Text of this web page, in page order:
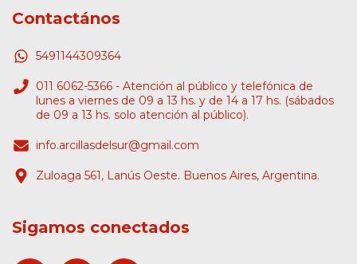
Contactános
5491144309364
011 6062-5366 - Atención al público y telefónica de
lunes a viernes de 09 a 13 hs. y de 14 a 17 hs. (sábados
de 09 a 13 hs. solo atención al público).
info.arcillasdelsur@gmail.com
Zuloaga 561, Lanús Oeste. Buenos Aires, Argentina.
Sigamos conectados